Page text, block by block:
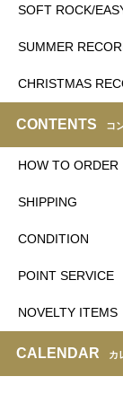
SOFT ROCK/
SUMMER
CHRISTMAS
CONTENTS コ
HOW TO ORDER
SHIPPING
CONDITION
POINT SERVICE
NOVELTY ITEMS
CALENDAR カ